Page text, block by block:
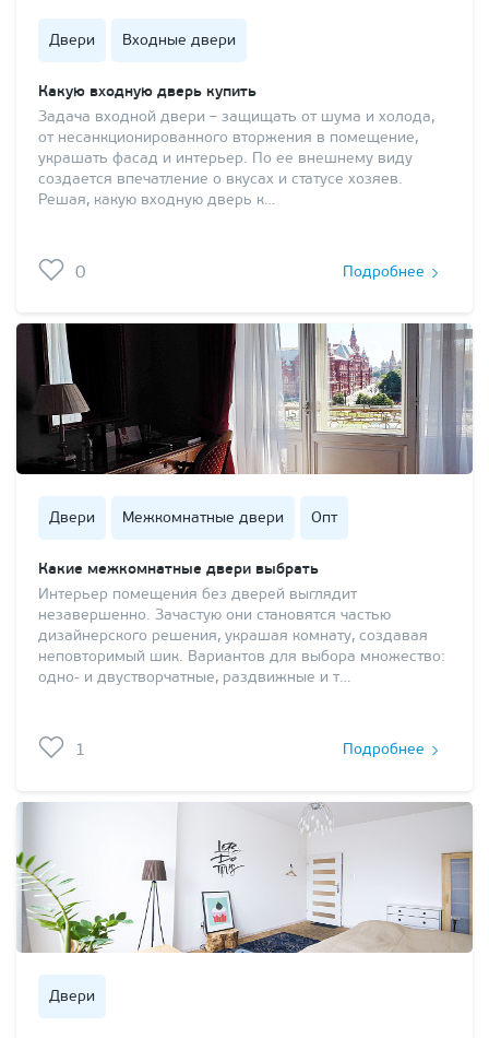
Двери Входные двери
Какую входную дверь купить
Задача входной двери – защищать от шума и холода,
от несанкционированного вторжения в помещение,
украшать фасад и интерьер. По ее внешнему виду
создается впечатление о вкусах и статусе хозяев.
Решая, какую входную дверь к…
0 Подробнее
Двери Межкомнатные двери Опт
Какие межкомнатные двери выбрать
Интерьер помещения без дверей выглядит
незавершенно. Зачастую они становятся частью
дизайнерского решения, украшая комнату, создавая
неповторимый шик. Вариантов для выбора множество:
одно- и двустворчатные, раздвижные и т…
1 Подробнее
Двери